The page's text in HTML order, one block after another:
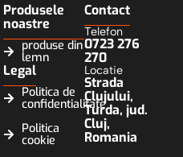
Produsele
noastre
produse din
lemn
Legal
Politica de
confidentialitate
Politica
cookie
Contact
Telefon
0723 276
270
Locatie
Strada
Clujului,
Turda, jud.
Cluj,
Romania